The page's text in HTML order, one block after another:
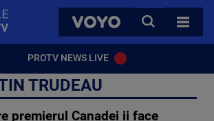
VOYO
CAUTA
TOATE
PROTV NEWS LIVE
TRUDEAU
premierul Canadei ii face